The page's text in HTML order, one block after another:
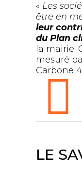
« Les
être en
leur
du Plan
la mairie.
mesuré
Carbone
LE